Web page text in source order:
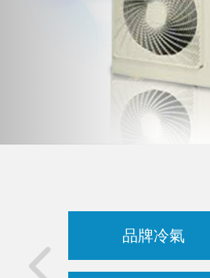
品牌冷氣